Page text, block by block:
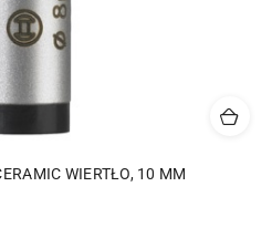
WIERTŁO, 10 MM